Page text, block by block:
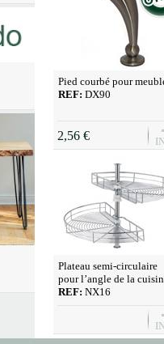
Pied courbé pour
REF: DX90
2,56 €
Plateau semi-circulaire
pour l’angle de la
REF: NX16